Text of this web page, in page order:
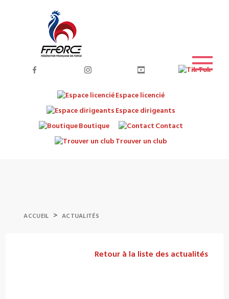
Espace licencié
Espace dirigeants
Boutique
Contact
Trouver un club
ACCUEIL > ACTUALITÉS
Retour à la liste des actualités